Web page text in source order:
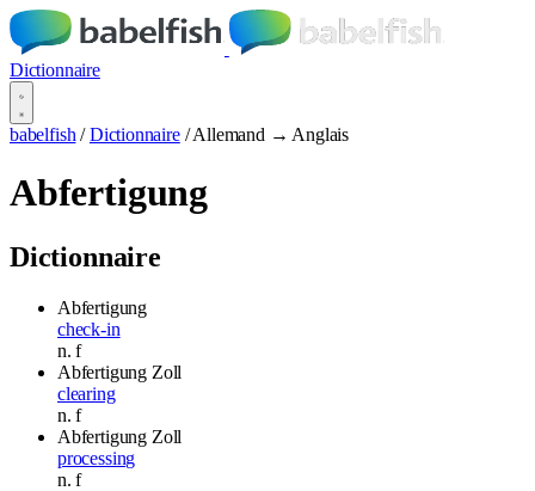
Dictionnaire
babelfish / Dictionnaire / Allemand → Anglais
Abfertigung
Dictionnaire
Abfertigung
check-in
n.f
Abfertigung Zoll
clearing
n.f
Abfertigung Zoll
processing
n.f